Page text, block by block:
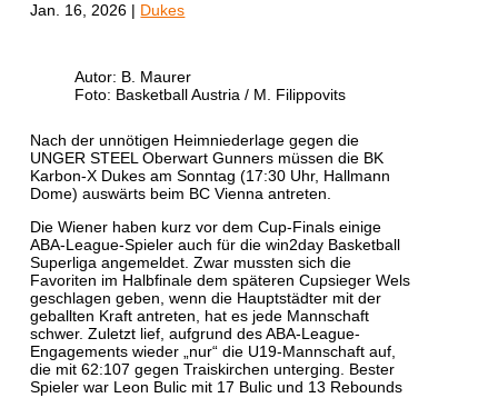
Jan. 16, 2026 | Dukes
Autor: B. Maurer
Foto: Basketball Austria / M. Filippovits
Nach der unnötigen Heimniederlage gegen die
UNGER STEEL Oberwart Gunners müssen die BK
Karbon-X Dukes am Sonntag (17:30 Uhr, Hallmann
Dome) auswärts beim BC Vienna antreten.
Die Wiener haben kurz vor dem Cup-Finals einige
ABA-League-Spieler auch für die win2day Basketball
Superliga angemeldet. Zwar mussten sich die
Favoriten im Halbfinale dem späteren Cupsieger Wels
geschlagen geben, wenn die Hauptstädter mit der
geballten Kraft antreten, hat es jede Mannschaft
schwer. Zuletzt lief, aufgrund des ABA-League-
Engagements wieder „nur“ die U19-Mannschaft auf,
die mit 62:107 gegen Traiskirchen unterging. Bester
Spieler war Leon Bulic mit 17 Bulic und 13 Rebounds